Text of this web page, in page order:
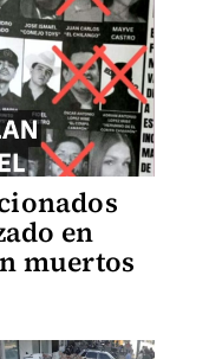
en
muertos